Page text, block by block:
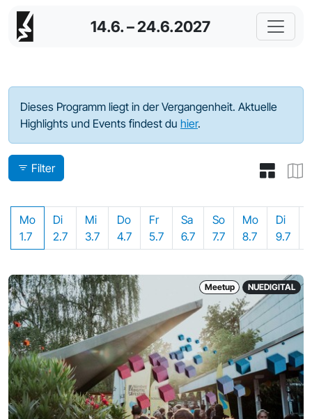
14.6. – 24.6.2027
Programm - 2024
Dieses Programm liegt in der Vergangenheit. Aktuelle
Highlights und Events findest du hier.
Filter
Mo
1.7
Di
2.7
Mi
3.7
Do
4.7
Fr
5.7
Sa
6.7
So
7.7
Mo
8.7
Di
9.7
Meetup NUEDIGITAL